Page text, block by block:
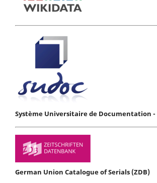
Système Universitaire de Documentation -
German Union Catalogue of Serials (ZDB)